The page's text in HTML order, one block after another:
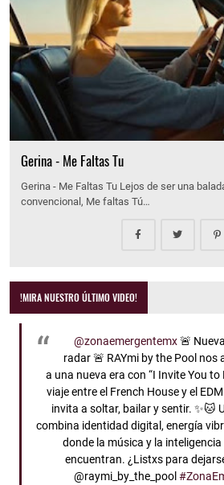
Gerina - Me Faltas Tu
Gerina - Me Faltas Tu Lejos de ser una
convencional, Me faltas Tú…
!MIRA NUESTRO ÚLTIMO VIDEO!
@zonaemergentemx🚨
radar 🚨 RAYmi by the Pool nos
a una nueva era con “I Invite You to
viaje entre el French House y el
invita a soltar, bailar y sentir. ✨🐱
combina identidad digital, energía
donde la música y la
encuentran. ¿Listxs para
@raymi_by_the_pool